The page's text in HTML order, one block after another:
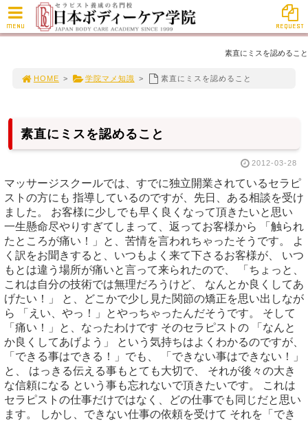
素直にミスを認めること
HOME > 学院マメ知識 > 素直にミスを認めること
素直にミスを認めること
2012-03-28
マッサージスクールでは、すでに独立開業されているセラピ
ストの方にも 指導しているのですが、先日、ある相談を受け
ました。 お客様に少しでも早く良くなって頂きたいと思い
一生懸命尽やりすぎてしまって、返ってお客様から 「触られ
たところが痛い！」と、苦情を言われちゃったそうです。 よ
く訳をお聞きすると、いつもよく来て下さるお客様が、 いつ
もとは違う場所が痛いと言って来られたので、 「ちょっと、
これは自分の技術では無理だろうけど、 なんとか良くしてあ
げたい！」 と、どこかで少し見た関節の矯正を思い出しなが
ら 「えい、やっ！」とやっちゃったんだそうです。 そして
「痛い！」と、なったわけです そのセラピストの 「なんと
か良くしてあげよう」 という気持ちはよくわかるのですが、
「できる事はできる！」でも、 「できない事はできない！」
と、 はっきる伝える事もとても大切で、 それが後々の大き
な信頼になる という事も忘れないで頂きたいです。 これは
セラピストの仕事だけではなく、どの仕事でも同じだと思い
ます。 しかし、できない仕事の依頼を受けて それを「でき
MENU REQUEST